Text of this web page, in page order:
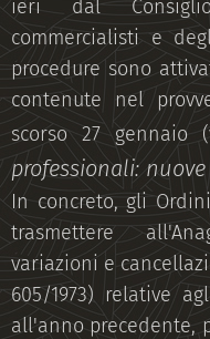
ieri dal
commercialisti e
procedure sono
contenute nel
scorso 27 gennaio
professionali:
In concreto, gli
trasmettere
variazioni e
605/1973) relative
all'anno precedente,